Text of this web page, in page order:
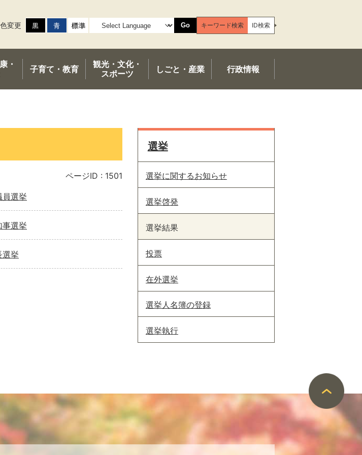
変更 Go キーワード検索 ID検索
・
子育て・ 教育
観光・文化・
スポーツ
しごと・産業 行政情報
ページID : 1501
員選挙
事選挙
選挙
選挙
選挙に関するお知らせ
選挙啓発
選挙結果
投票
在外選挙
選挙人名簿の登録
選挙執行